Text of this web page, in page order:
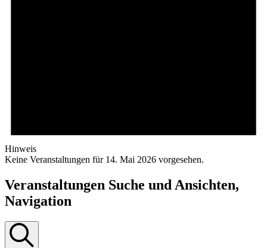
Hinweis
Keine Veranstaltungen für 14. Mai 2026 vorgesehen.
Veranstaltungen Suche und Ansichten,
Navigation